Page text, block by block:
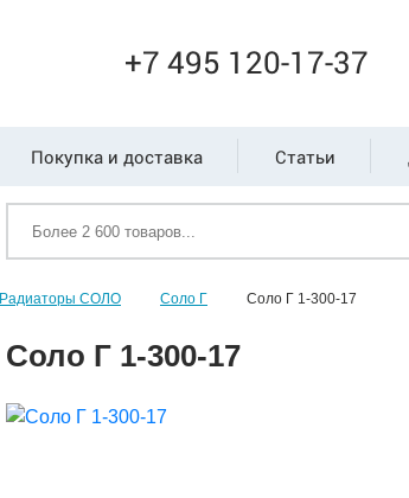
+7 495 120-17-37
Покупка и доставка Статьи
Радиаторы СОЛО Соло Г Соло Г 1-300-17
Соло Г 1-300-17